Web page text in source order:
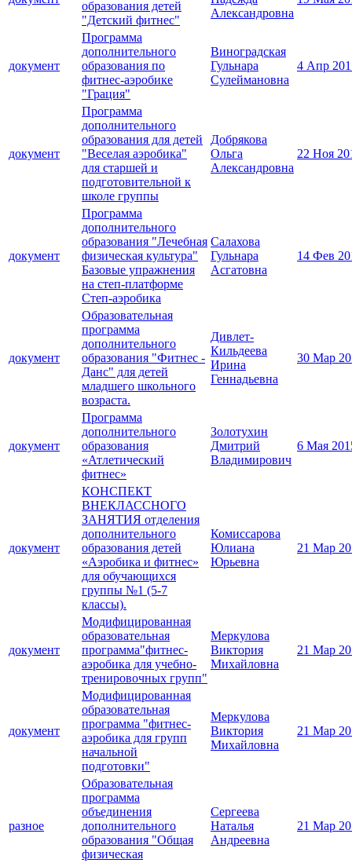
образования детей
"Детский фитнес"
Александровна
документ
Программа
дополнительного
образования по
фитнес-аэробике
"Грация"
Виноградская
Гульнара
Сулеймановна
4 Апр
документ
Программа
дополнительного
образования для детей
"Веселая аэробика"
для старшей и
подготовительной к
школе группы
Добрякова
Ольга
Александровна
22 Ноя
документ
Программа
дополнительного
образования "Лечебная
физическая культура"
Базовые упражнения
на степ-платформе
Степ-аэробика
Салахова
Гульнара
Асгатовна
14 Фев
документ
Образовательная
программа
дополнительного
образования "Фитнес -
Данс" для детей
младшего школьного
возраста.
Дивлет-
Кильдеева
Ирина
Геннадьевна
30 Мар
документ
Программа
дополнительного
образования
«Атлетический
фитнес»
Золотухин
Дмитрий
Владимирович
6 Мая
документ
КОНСПЕКТ
ВНЕКЛАССНОГО
ЗАНЯТИЯ отделения
дополнительного
образования детей
«Аэробика и фитнес»
для обучающихся
группы №1 (5-7
классы).
Комиссарова
Юлиана
Юрьевна
21 Мар
документ
Модифицированная
образовательная
программа"фитнес-
аэробика для учебно-
тренировочных групп"
Меркулова
Виктория
Михайловна
21 Мар
документ
Модифицированная
образовательная
программа "фитнес-
аэробика для групп
начальной
подготовки"
Меркулова
Виктория
Михайловна
21 Мар
разное
Образовательная
программа
объединения
дополнительного
образования "Общая
физическая
Сергеева
Наталья
Андреевна
21 Мар